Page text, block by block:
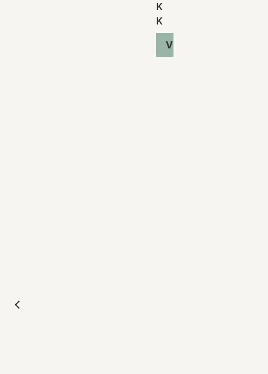
K
K
Vis produkt